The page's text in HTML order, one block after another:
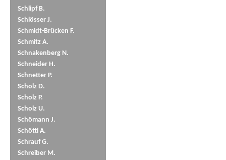
Schlipf B.
Schlösser J.
Schmidt-Brücken F.
Schmitz A.
Schnakenberg N.
Schneider H.
Schnetter P.
Scholz D.
Scholz P.
Scholz U.
Schömann J.
Schöttl A.
Schrauf G.
Schreiber M.